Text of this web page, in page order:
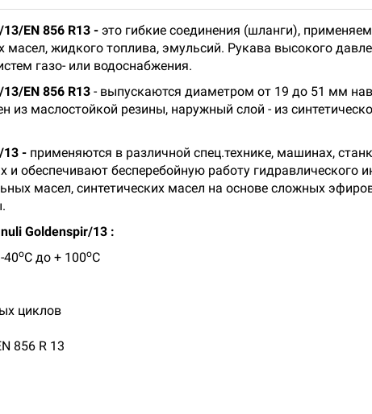
EN 856 R13 - это гибкие соединения (шланги),
масел, жидкого топлива, эмульсий. Рукава высокого
газо- или водоснабжения.
EN 856 R13 - выпускаются диаметром от 19 до 51 мм
из маслостойкой резины, наружный слой - из
13 - применяются в различной спец.технике, машинах,
и обеспечивают бесперебойную работу гидравлического
масел, синтетических масел на основе сложных
Goldenspir/13 :
40оС до + 100оС
циклов
856 R 13